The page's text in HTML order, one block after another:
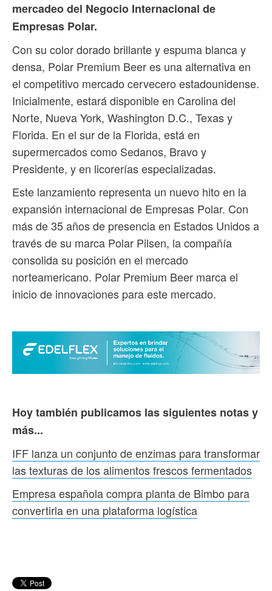
mercadeo del Negocio Internacional de
Empresas Polar.
Con su color dorado brillante y espuma blanca y
densa, Polar Premium Beer es una alternativa en
el competitivo mercado cervecero estadounidense.
Inicialmente, estará disponible en Carolina del
Norte, Nueva York, Washington D.C., Texas y
Florida. En el sur de la Florida, está en
supermercados como Sedanos, Bravo y
Presidente, y en licorerías especializadas.
Este lanzamiento representa un nuevo hito en la
expansión internacional de Empresas Polar. Con
más de 35 años de presencia en Estados Unidos a
través de su marca Polar Pilsen, la compañía
consolida su posición en el mercado
norteamericano. Polar Premium Beer marca el
inicio de innovaciones para este mercado.
Hoy también publicamos las siguientes notas y
más...
IFF lanza un conjunto de enzimas para transformar
las texturas de los alimentos frescos fermentados
Empresa española compra planta de Bimbo para
convertirla en una plataforma logística